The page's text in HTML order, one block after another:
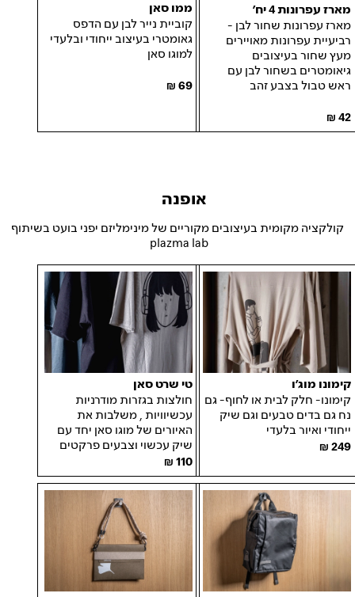
מארז עפרונות 4 יח׳
42
מארז עפרונות שחור לבן -
רביעיית עפרונות מאויירים
מעץ שחור בעיצובים
גיאומטרים בשחור לבן עם
ראש טבול בצבע זהב
ממו סאן
69
קוביית נייר לבן עם הדפס
גאומטרי בעיצוב ייחודי ובלעדי
למוגו סאן
אופנה
קולקציה מקומית בעיצובים מקוריים של מינימליזם יפני בועט בשיתוף
plazma lab
קימונו מוג׳ו
249
קימונו- חלק לבית או לחוף- גם
נח גם בדים טבעים וגם שיק
ייחודי ואיור בלעדי
טי שרט סאן
110
חולצות בגזרות מודרניות
עכשיוויות , משלבות את
האיורים של מוגו סאן יחד עם
שיק עכשוי וצבעים פרקטים